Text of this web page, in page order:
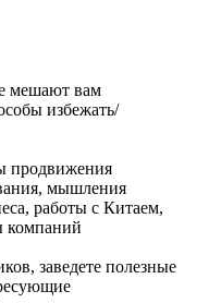
мешают вам
избежать/
продвижения
мышления
работы с Китаем,
компаний
заведете полезные